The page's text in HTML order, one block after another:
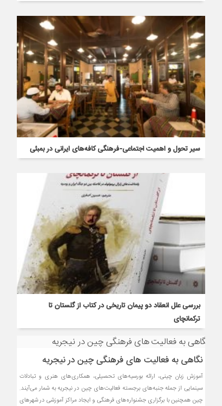
سیر تحول و اهمیت اجتماعی-فرهنگی کافه‌های ایرانی در بمبئی
بررسی علل انعقاد دو پیمان‌ تاریخی در کتاب از گلستان تا
ترکمانچای
نگاهی به فعالیت های فرهنگی چین در نیجریه
آموزش زبان چینی، ارائه بورسیه‌های تحصیلی، همکاری‌های هنری و تبادلات
سینمایی از جمله جنبه‌های برجسته فعالیت‌های چین در نیجریه به شمار می‌آیند.
چین همچنین با برگزاری جشنواره‌های فرهنگی و ایجاد مراکز آموزشی در شهرهای